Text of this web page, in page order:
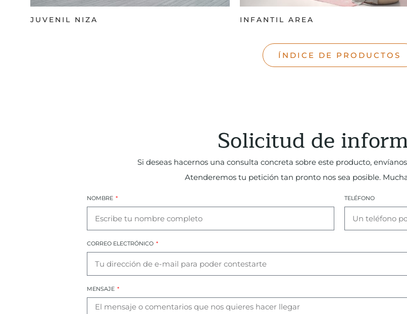
JUVENIL NIZA INFANTIL AREA
ÍNDICE DE PRODUCTOS
Solicitud de
Si deseas hacernos una consulta concreta sobre este producto,
Atenderemos tu petición tan pronto nos sea posible.
NOMBRE TELÉFONO
CORREO ELECTRÓNICO
MENSAJE